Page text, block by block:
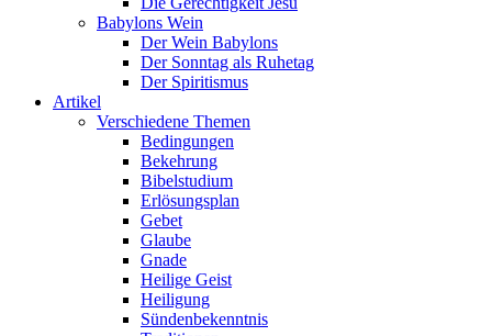
Babylons Wein
Der Wein Babylons
Der Sonntag als Ruhetag
Der Spiritismus
Artikel
Verschiedene Themen
Bedingungen
Bekehrung
Bibelstudium
Erlösungsplan
Gebet
Glaube
Gnade
Heilige Geist
Heiligung
Sündenbekenntnis